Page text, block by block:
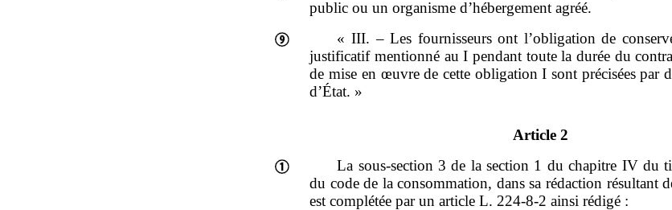
public ou un organisme d’hébergement agréé.
« III. – Les fournisseurs ont l’obligation de
justificatif mentionné au I pendant toute la durée du
de mise en œuvre de cette obligation I sont précisées par
d’État. »
Article 2
La sous‑section 3 de la section 1 du chapitre IV
du code de la consommation, dans sa rédaction résultant
est complétée par un article L. 224‑8‑2 ainsi rédigé :